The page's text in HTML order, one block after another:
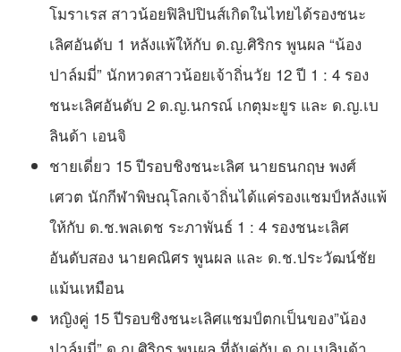
โมราเรส สาวน้อยฟิลิปปินส์เกิดในไทยได้รองชนะ
เลิศอันดับ 1 หลังแพ้ให้กับ ด.ญ.ศิริกร พูนผล “น้อง
ปาล์มมี่” นักหวดสาวน้อยเจ้าถิ่นวัย 12 ปี 1 : 4 รอง
ชนะเลิศอันดับ 2 ด.ญ.นกรณ์ เกตุมะยูร และ ด.ญ.เบ
ลินด้า เอนจิ
ชายเดี่ยว 15 ปีรอบชิงชนะเลิศ นายธนกฤษ พงศ์
เศวต นักกีฬาพิษณุโลกเจ้าถิ่นได้แค่รองแชมป์หลังแพ้
ให้กับ ด.ช.พลเดช ระภาพันธ์ 1 : 4 รองชนะเลิศ
อันดับสอง นายคณิศร พูนผล และ ด.ช.ประวัฒน์ชัย
แม้นเหมือน
หญิงคู่ 15 ปีรอบชิงชนะเลิศแชมป์ตกเป็นของ”น้อง